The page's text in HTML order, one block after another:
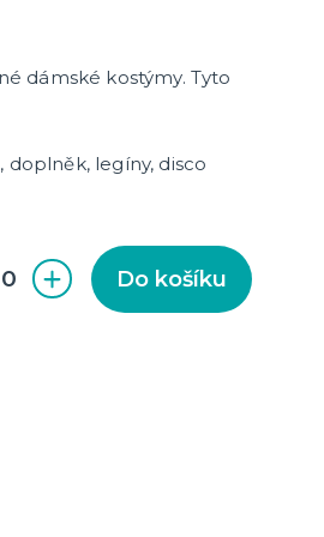
dámské kostýmy. Tyto
doplněk, legíny, disco
Do košíku